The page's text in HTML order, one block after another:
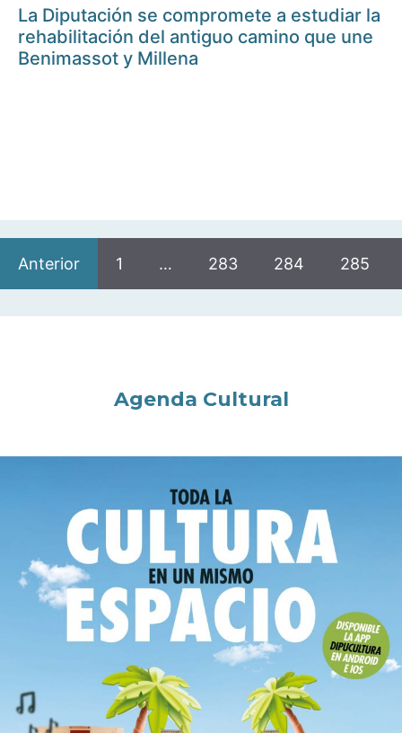
La Diputación se compromete a estudiar la
rehabilitación del antiguo camino que une
Benimassot y Millena
Anterior 1 … 283 284 285
Agenda Cultural